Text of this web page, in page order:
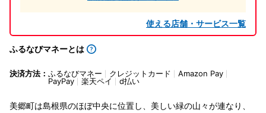
使える店舗・サービス一覧
ふるなびマネーとは
決済方法： ふるなびマネー クレジットカード
Amazon Pay
PayPay
楽天ペイ d払い
美郷町は島根県のほぼ中央に位置し、美しい緑の山々が連なり、